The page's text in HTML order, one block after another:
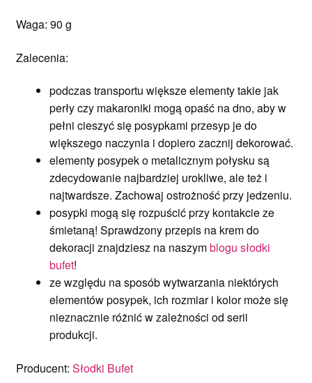
Waga: 90 g
Zalecenia:
podczas transportu większe elementy takie jak
perły czy makaroniki mogą opaść na dno, aby w
pełni cieszyć się posypkami przesyp je do
większego naczynia i dopiero zacznij dekorować.
elementy posypek o metalicznym połysku są
zdecydowanie najbardziej urokliwe, ale też i
najtwardsze. Zachowaj ostrożność przy jedzeniu.
posypki mogą się rozpuścić przy kontakcie ze
śmietaną! Sprawdzony przepis na krem do
dekoracji znajdziesz na naszymblogu słodki
bufet!
ze względu na sposób wytwarzania niektórych
elementów posypek, ich rozmiar i kolor może się
nieznacznie różnić w zależności od serii
produkcji.
Producent: Słodki Bufet